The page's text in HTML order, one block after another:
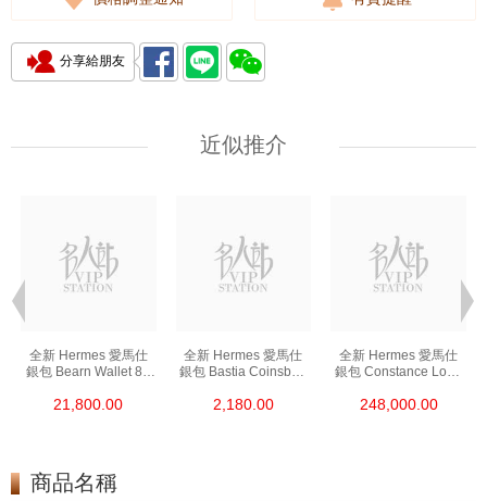
分享給朋友
近似推介
全新 Hermes 愛馬仕
銀包 Bearn Wallet 89
短身抽帶款銀包
21,800.00
全新 Hermes 愛馬仕
銀包 Bastia Coinsbag
零錢包
2,180.00
全新 Hermes 愛馬仕
銀包 Constance Long
Croco 銀扣
248,000.00
商品名稱